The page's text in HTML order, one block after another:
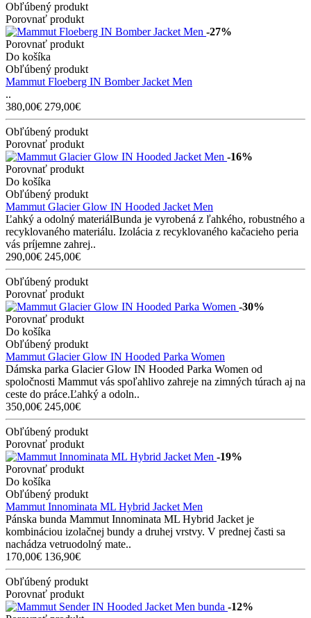
Obľúbený produkt
Porovnať produkt
-27%
Porovnať produkt
Do košíka
Obľúbený produkt
Mammut Floeberg IN Bomber Jacket Men
..
380,00€ 279,00€
Obľúbený produkt
Porovnať produkt
-16%
Porovnať produkt
Do košíka
Obľúbený produkt
Mammut Glacier Glow IN Hooded Jacket Men
Ľahký a odolný materiálBunda je vyrobená z ľahkého, robustného a
recyklovaného materiálu. Izolácia z recyklovaného kačacieho peria
vás príjemne zahrej..
290,00€ 245,00€
Obľúbený produkt
Porovnať produkt
-30%
Porovnať produkt
Do košíka
Obľúbený produkt
Mammut Glacier Glow IN Hooded Parka Women
Dámska parka Glacier Glow IN Hooded Parka Women od
spoločnosti Mammut vás spoľahlivo zahreje na zimných túrach aj na
ceste do práce.Ľahký a odoln..
350,00€ 245,00€
Obľúbený produkt
Porovnať produkt
-19%
Porovnať produkt
Do košíka
Obľúbený produkt
Mammut Innominata ML Hybrid Jacket Men
Pánska bunda Mammut Innominata ML Hybrid Jacket je
kombináciou izolačnej bundy a druhej vrstvy. V prednej časti sa
nachádza vetruodolný mate..
170,00€ 136,90€
Obľúbený produkt
Porovnať produkt
-12%